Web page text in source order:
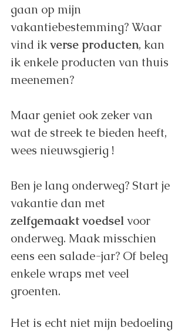
gaan op mijn
vakantiebestemming? Waar
vind ik verse producten, kan
ik enkele producten van thuis
meenemen?
Maar geniet ook zeker van
wat de streek te bieden heeft,
wees nieuwsgierig !
Ben je lang onderweg? Start je
vakantie dan met
zelfgemaakt voedsel voor
onderweg. Maak misschien
eens een salade-jar? Of beleg
enkele wraps met veel
groenten.
Het is echt niet mijn bedoeling